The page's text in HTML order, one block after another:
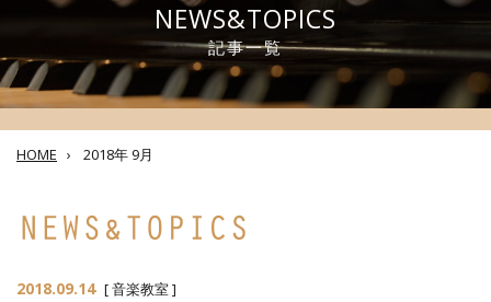
NEWS&TOPICS
記事一覧
HOME › 2018年 9月
2018.09.14 [音楽教室 ]